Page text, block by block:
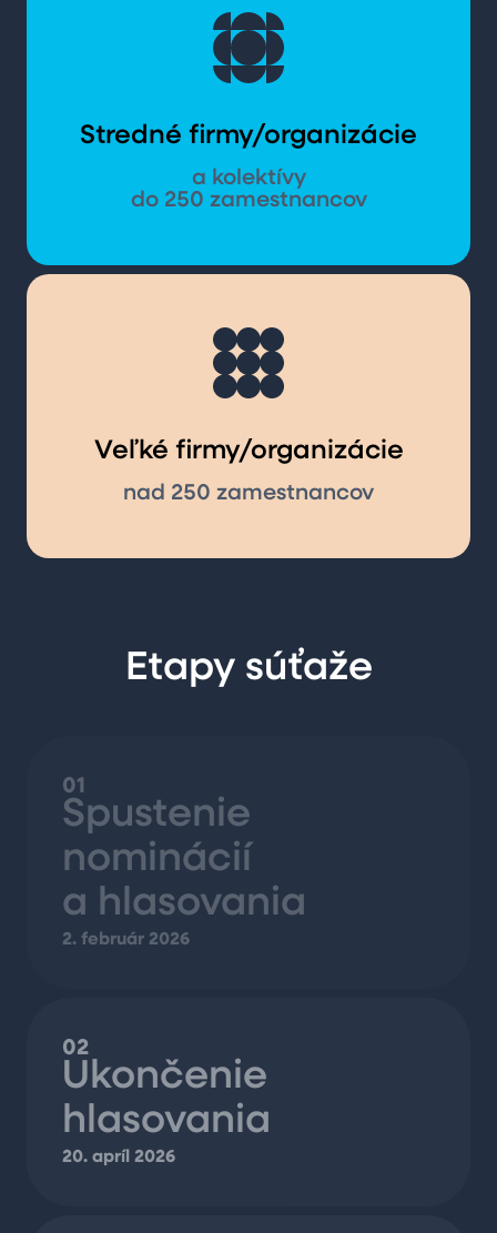
Stredné firmy/organizácie
a kolektívy
do 250 zamestnancov
Veľké firmy/organizácie
nad 250 zamestnancov
Etapy súťaže
01
Spustenie
nominácií
a hlasovania
2. február 2026
02
Ukončenie
hlasovania
20. apríl 2026